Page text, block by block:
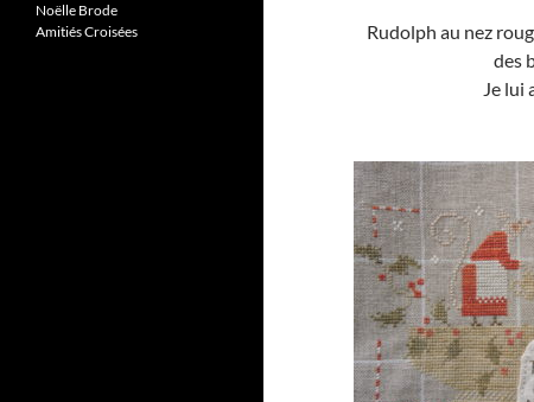
Rudolph au nez
des
Je lui
Noëlle Brode
Amitiés Croisées